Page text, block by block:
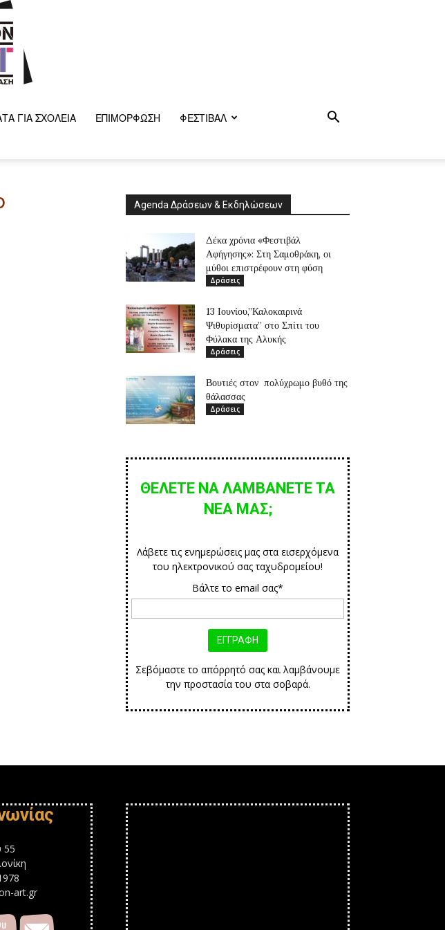
ΓΙΑ ΣΧΟΛΕΊΑ ΕΠΙΜΌΡΦΩΣΗ
ΦΕΣΤΙΒΑΛ
Agenda Δράσεων & Εκδηλώσεων
Δέκα χρόνια «Φεστιβάλ
Αφήγησης»: Στη Σαμοθράκη, οι
μύθοι επιστρέφουν στη φύση
Δράσεις
13 Ιουνίου,”Καλοκαιρινά
Ψιθυρίσματα” στο Σπίτι του
Φύλακα της Αλυκής
Δράσεις
Βουτιές στον πολύχρωμο βυθό της
θάλασσας
Δράσεις
ΘΕΛΕΤΕ ΝΑ ΛΑΜΒΑΝΕΤΕ ΤΑ
ΝΕΑ ΜΑΣ;
Λάβετε τις ενημερώσεις μας στα εισερχόμενα
του ηλεκτρονικού σας ταχυδρομείου!
Βάλτε το email σας*
Σεβόμαστε το απόρρητό σας και λαμβάνουμε
την προστασία του στα σοβαρά.
55
art.gr